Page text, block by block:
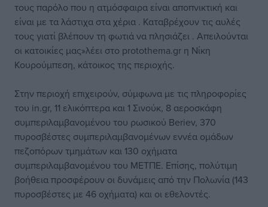
τους παρόλο που η ατμόσφαιρα είναι αποπνικτική και
είναι με τα λάστιχα στα χέρια . Καταβρέχουν τις αυλές
τους γιατί βλέπουν τη φωτιά να πλησιάζει . Απειλούνται
οι κατοικίες μας»λέει στο protothema.gr η Νίκη
Κουρούμπεση, κάτοικος της περιοχής.
Στην περιοχή επιχειρούν, σύμφωνα με τις πληροφορίες
του in.gr, 11 ελικόπτερα και 1 Σινούκ, 8 αεροσκάφη
συμπεριλαμβανομένου του ρωσικού Beriev, 370
πυροσβέστες συμπεριλαμβανομένων εννέα ομάδων
πεζοπόρων τμημάτων και 130 οχήματα
συμπεριλαμβανομένου του ΜΕΤΠΕ. Επίσης, πολύτιμη
βοήθεια προσφέρουν οι δυνάμεις από την Πολωνία (143
πυροσβέστες με 46 οχήματα) και οι εθελοντές.